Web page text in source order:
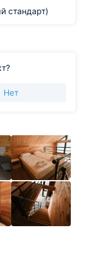
стандарт)
Нет